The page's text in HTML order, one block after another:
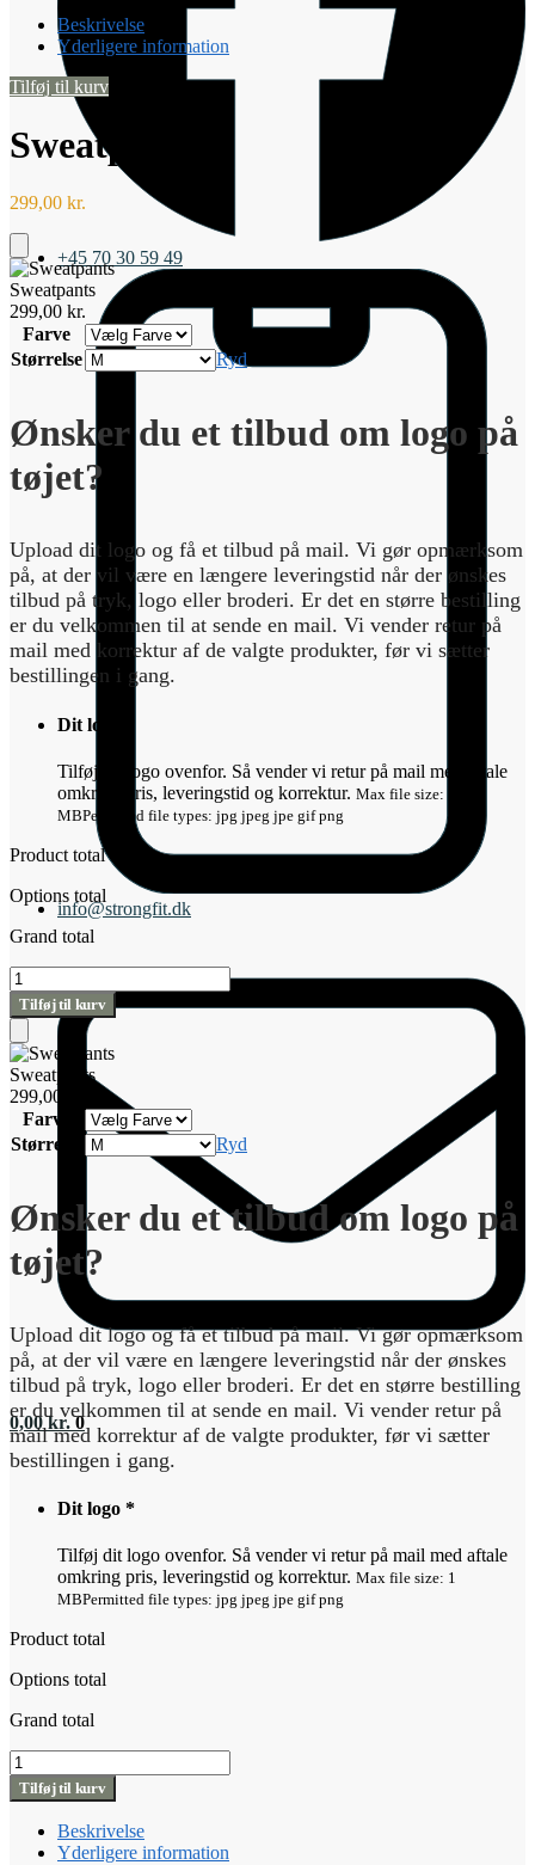
+45 70 30 59 49
info@strongfit.dk
0,00kr. 0
Beskrivelse
Yderligere information
Tilføj til kurv
Sweatpants
299,00 kr.
Tilføj
til
kurv
Sweatpants
299,00 kr.
Farve
Størrelse
Ryd
Ønsker du et tilbud om logo på
tøjet?
Upload dit logo og få et tilbud på mail. Vi gør opmærksom
på, at der vil være en længere leveringstid når der ønskes
tilbud på tryk, logo eller broderi. Er det en større bestilling
er du velkommen til at sende en mail. Vi vender retur på
mail med korrektur af de valgte produkter, før vi sætter
bestillingen i gang.
Dit logo
Tilføj dit logo ovenfor. Så vender vi retur på mail med aftale
omkring pris, leveringstid og korrektur. Max file size: 1
MBPermitted file types: jpg jpeg jpe gif png
Product total
Options total
Grand total
Sweatpants
antal
Tilføj til kurv
Tilføj
til
kurv
Sweatpants
299,00
Farve
Størrelse
Ryd
Ønsker du et tilbud om logo på
tøjet?
Upload dit logo og få et tilbud på mail. Vi gør opmærksom
på, at der vil være en længere leveringstid når der ønskes
tilbud på tryk, logo eller broderi. Er det en større bestilling
er du velkommen til at sende en mail. Vi vender retur på
mail med korrektur af de valgte produkter, før vi sætter
bestillingen i gang.
Dit logo *
Tilføj dit logo ovenfor. Så vender vi retur på mail med aftale
omkring pris, leveringstid og korrektur. Max file size: 1
MBPermitted file types: jpg jpeg jpe gif png
Product total
Options total
Grand total
Sweatpants
antal
Tilføj til kurv
Beskrivelse
Yderligere information